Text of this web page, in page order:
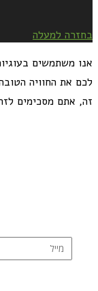
בחזרה למעלה
לכם את החוויה
זה, אתם מסכימים